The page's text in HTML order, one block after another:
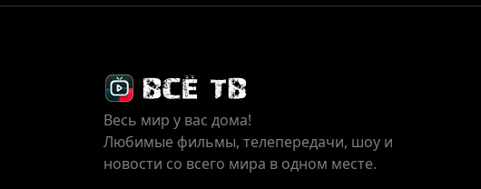
Весь мир у вас дома!
Любимые фильмы, телепередачи, шоу и
новости со всего мира в одном месте.